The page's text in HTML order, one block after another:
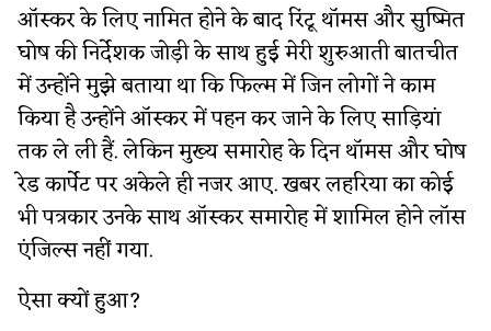
ऑस्कर के लिए नामित होने के बाद रिंटू थॉमस और सुष्मित
घोष की निर्देशक जोड़ी के साथ हुई मेरी शुरुआती बातचीत
में उन्होंने मुझे बताया था कि फिल्म में जिन लोगों ने काम
किया है उन्होंने ऑस्कर में पहन कर जाने के लिए साड़ियां
तक ले ली हैं. लेकिन मुख्य समारोह के दिन थॉमस और घोष
रेड कार्पेट पर अकेले ही नजर आए. खबर लहरिया का कोई
भी पत्रकार उनके साथ ऑस्कर समारोह में शामिल होने लॉस
एंजिल्स नहीं गया.
ऐसा क्यों हुआ?